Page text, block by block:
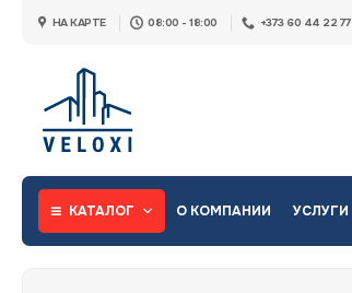
НА КАРТЕ 08:00 - 18:00 +373 60 44 22 77
КАТАЛОГ О КОМПАНИИ УСЛУГИ